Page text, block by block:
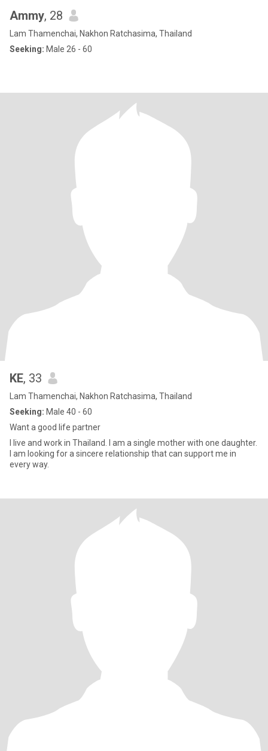
Ammy, 28
Lam Thamenchai, Nakhon Ratchasima, Thailand
Seeking: Male 26 - 60
KE, 33
Lam Thamenchai, Nakhon Ratchasima, Thailand
Seeking: Male 40 - 60
Want a good life partner
I live and work in Thailand. I am a single mother with one daughter.
I am looking for a sincere relationship that can support me in
every way.